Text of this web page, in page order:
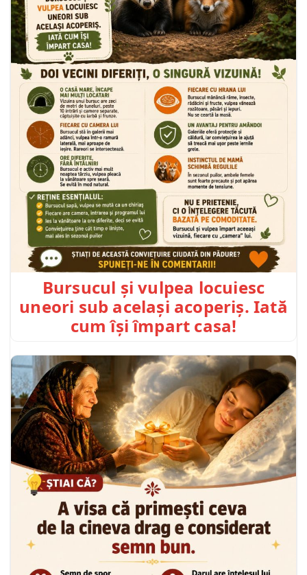
Bursucul și vulpea locuiesc
uneori sub același acoperiș. Iată
cum își împart casa!